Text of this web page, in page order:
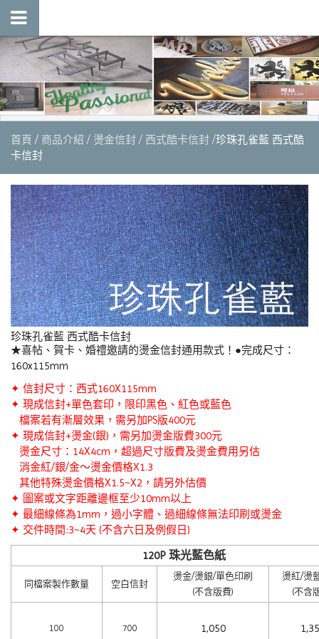
首頁 商品介紹 燙金信封 西式酷卡信封 珍珠孔雀藍 西式酷
卡信封
珍珠孔雀藍 西式酷卡信封
★喜帖、賀卡、婚禮邀請的燙金信封通用款式！●完成尺寸：
160x115mm
✦ 信封尺寸：西式160X115mm
✦ 現成信封+單色套印，限印黑色、紅色或藍色
檔案若有漸層效果，需另加PS版400元
✦ 現成信封+燙金(銀)，需另加燙金版費300元
燙金尺寸：14X4cm，超過尺寸版費及燙金費用另估
消金紅/銀/金～燙金價格X1.3
其他特殊燙金價格X1.5~X2，請另外估價
✦ 圖案或文字距離邊框至少10mm以上
✦ 最細線條為1mm，過小字體、過細線條無法印刷或燙金
✦ 交件時間:3~4天 (不含六日及例假日)
120P 珠光藍色紙
同檔案製作數量 空白信封
燙金/燙銀/單色印刷
(不含版費)
燙紅/燙
(不含
100 700 1,050